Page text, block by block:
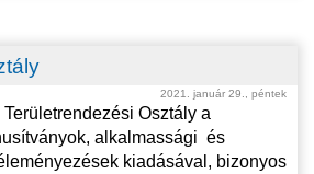
2021. január 29., péntek
Osztály a
alkalmassági és
kiadásával, bizonyos